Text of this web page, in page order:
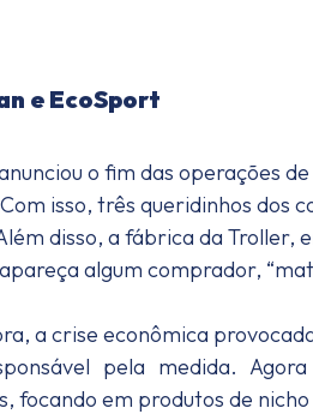
e EcoSport
o fim das operações
isso, três queridinhos dos
disso, a fábrica da
algum comprador,
a crise econômica
pela medida.
focando em produtos de